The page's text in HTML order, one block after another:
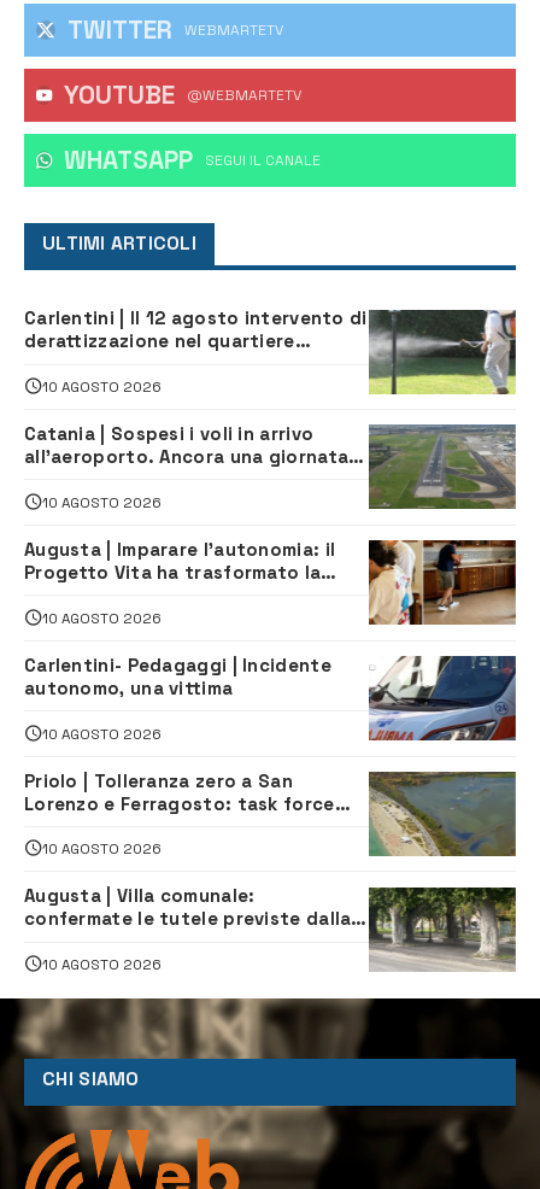
TWITTER WEBMARTETV
YOUTUBE @WEBMARTETV
WHATSAPP ‎SEGUI IL CANALE
ULTIMI ARTICOLI
Carlentini | Il 12 agosto intervento di
derattizzazione nel quartiere
10 AGOSTO 2026
Catania | Sospesi i voli in arrivo
all’aeroporto. Ancora una giornata
10 AGOSTO 2026
Augusta | Imparare l’autonomia: il
Progetto Vita ha trasformato la
indipendenza
10 AGOSTO 2026
Carlentini- Pedagaggi | Incidente
autonomo, una vittima
10 AGOSTO 2026
Priolo | Tolleranza zero a San
Lorenzo e Ferragosto: task force
navette gratuite
10 AGOSTO 2026
Augusta | Villa comunale:
confermate le tutele previste dalla
10 AGOSTO 2026
CHI SIAMO